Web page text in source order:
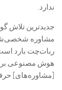
ندارد.
جدیدترین تلاش
مشاوره‌
ربات‌چت بارد است
هوش مصنوعی
[مشاوره‌های]